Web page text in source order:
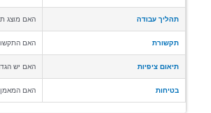
תהליך עבודה האם מוצג
תקשורת האם
תיאום ציפיות האם יש
בטיחות האם המאמן